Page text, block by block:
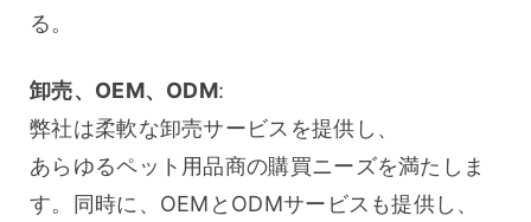
る。
卸売、OEM、ODM:
弊社は柔軟な卸売サービスを提供し、
あらゆるペット用品商の購買ニーズを満たしま
す。同時に、OEMとODMサービスも提供し、